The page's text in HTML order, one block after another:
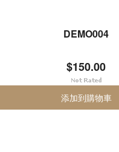
DEMO004
$150.00
添加到購物車